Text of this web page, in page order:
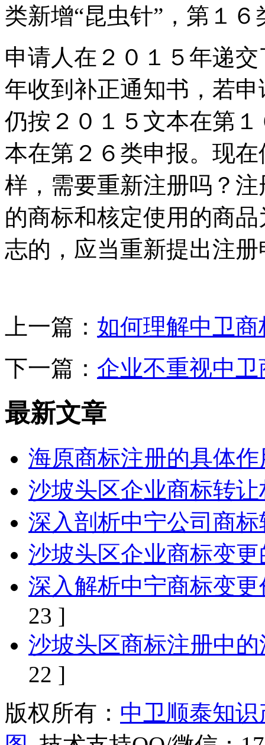
类新增“昆虫针”，第１６
申请人在２０１５年递
年收到补正通知书，若
仍按２０１５文本在第
本在第２６类申报。现
样，需要重新注册吗？
的商标和核定使用的商
志的，应当重新提出注册
上一篇： 如何理解中卫
下一篇： 企业不重视中
最新文章
海原商标注册的具体作
沙坡头区企业商标转
深入剖析中宁公司商
沙坡头区企业商标变
深入解析中宁商标变
23 ]
沙坡头区商标注册中
22 ]
版权所有： 中卫顺泰知